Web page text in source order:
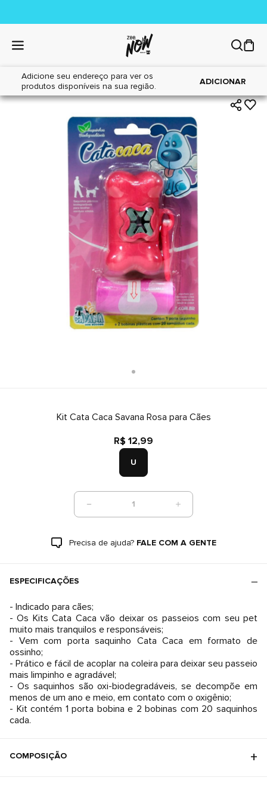
Adicione seu endereço para ver os
produtos disponíveis na sua região.
ADICIONAR
Home|Cães|Higiene
Kit Cata Caca Savana Rosa para Cães
R$ 12,99
U
1
Precisa de ajuda? FALE COM A GENTE
ESPECIFICAÇÕES
- Indicado para cães;
- Os Kits Cata Caca vão deixar os passeios com seu pet
muito mais tranquilos e responsáveis;
- Vem com porta saquinho Cata Caca em formato de
ossinho;
- Prático e fácil de acoplar na coleira para deixar seu passeio
mais limpinho e agradável;
- Os saquinhos são oxi-biodegradáveis, se decompõe em
menos de um ano e meio, em contato com o oxigênio;
- Kit contém 1 porta bobina e 2 bobinas com 20 saquinhos
cada.
COMPOSIÇÃO